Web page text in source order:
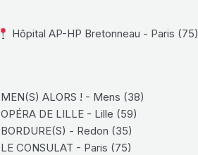
Hôpital AP-HP Bretonneau - Paris (75)
MEN(S) ALORS ! - Mens (38)
OPÉRA DE LILLE - Lille (59)
BORDURE(S) - Redon (35)
LE CONSULAT - Paris (75)